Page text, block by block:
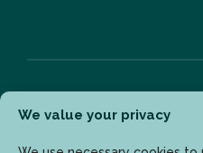
We value your privacy
Newsletter